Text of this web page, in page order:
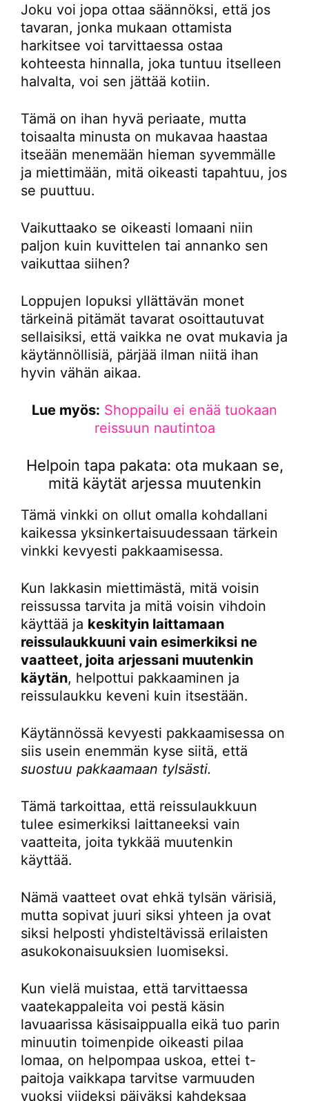
Joku voi jopa ottaa säännöksi, että jos
tavaran, jonka mukaan ottamista
harkitsee voi tarvittaessa ostaa
kohteesta hinnalla, joka tuntuu itselleen
halvalta, voi sen jättää kotiin.
Tämä on ihan hyvä periaate, mutta
toisaalta minusta on mukavaa haastaa
itseään menemään hieman syvemmälle
ja miettimään, mitä oikeasti tapahtuu, jos
se puuttuu.
Vaikuttaako se oikeasti lomaani niin
paljon kuin kuvittelen tai annanko sen
vaikuttaa siihen?
Loppujen lopuksi yllättävän monet
tärkeinä pitämät tavarat osoittautuvat
sellaisiksi, että vaikka ne ovat mukavia ja
käytännöllisiä, pärjää ilman niitä ihan
hyvin vähän aikaa.
Lue myös: Shoppailu ei enää tuokaan
reissuun nautintoa
Helpoin tapa pakata: ota mukaan se,
mitä käytät arjessa muutenkin
Tämä vinkki on ollut omalla kohdallani
kaikessa yksinkertaisuudessaan tärkein
vinkki kevyesti pakkaamisessa.
Kun lakkasin miettimästä, mitä voisin
reissussa tarvita ja mitä voisin vihdoin
käyttää ja keskityin laittamaan
reissulaukkuuni vain esimerkiksi ne
vaatteet, joita arjessani muutenkin
käytän, helpottui pakkaaminen ja
reissulaukku keveni kuin itsestään.
Käytännössä kevyesti pakkaamisessa on
siis usein enemmän kyse siitä, että
suostuu pakkaamaan tylsästi.
Tämä tarkoittaa, että reissulaukkuun
tulee esimerkiksi laittaneeksi vain
vaatteita, joita tykkää muutenkin
käyttää.
Nämä vaatteet ovat ehkä tylsän värisiä,
mutta sopivat juuri siksi yhteen ja ovat
siksi helposti yhdisteltävissä erilaisten
asukokonaisuuksien luomiseksi.
Kun vielä muistaa, että tarvittaessa
vaatekappaleita voi pestä käsin
lavuaarissa käsisaippualla eikä tuo parin
minuutin toimenpide oikeasti pilaa
lomaa, on helpompaa uskoa, ettei t-
paitoja vaikkapa tarvitse varmuuden
vuoksi viideksi päiväksi kahdeksaa